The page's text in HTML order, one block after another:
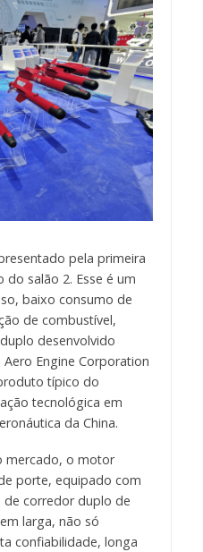
pela primeira
do salão 2. Esse é um
baixo consumo de
de combustível,
desenvolvido
Engine Corporation
típico do
tecnológica em
da China.
mercado, o motor
porte, equipado com
de corredor duplo de
larga, não só
confiabilidade, longa